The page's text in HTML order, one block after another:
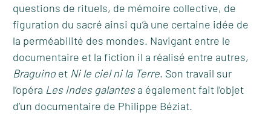
questions de rituels, de mémoire collective, de
figuration du sacré ainsi qu’à une certaine idée de
la perméabilité des mondes. Navigant entre le
documentaire et la fiction il a réalisé entre autres,
Braguinoet Ni le ciel ni la Terre. Son travail sur
l’opéra Les Indes galantesa également fait l’objet
d’un documentaire de Philippe Béziat.